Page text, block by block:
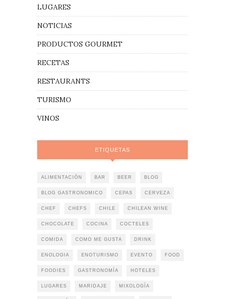
LUGARES
NOTICIAS
PRODUCTOS GOURMET
RECETAS
RESTAURANTS
TURISMO
VINOS
ETIQUETAS
ALIMENTACIÓN BAR BEER BLOG
BLOG GASTRONOMICO CEPAS CERVEZA
CHEF CHEFS CHILE CHILEAN WINE
CHOCOLATE COCINA COCTELES
COMIDA COMO ME GUSTA DRINK
ENOLOGIA ENOTURISMO EVENTO FOOD
FOODIES GASTRONOMÍA HOTELES
LUGARES MARIDAJE MIXOLOGÍA